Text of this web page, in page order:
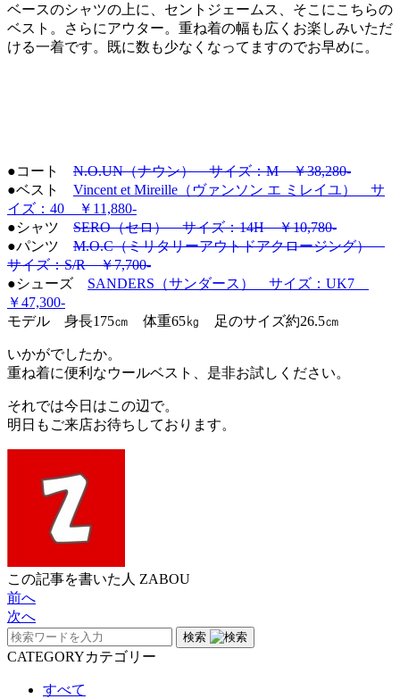
ベースのシャツの上に、セントジェームス、そこにこちらの
ベスト。さらにアウター。重ね着の幅も広くお楽しみいただ
ける一着です。既に数も少なくなってますのでお早めに。
●コート N.O.UN（ナウン） サイズ：M ￥38,280-
●ベスト Vincent et Mireille（ヴァンソン エ ミレイユ） サ
イズ：40 ￥11,880-
●シャツ SERO（セロ） サイズ：14H ￥10,780-
●パンツ M.O.C（ミリタリーアウトドアクロージング）
サイズ：S/R ￥7,700-
●シューズ SANDERS（サンダース） サイズ：UK7
￥47,300-
モデル 身長175㎝ 体重65㎏ 足のサイズ約26.5㎝
いかがでしたか。
重ね着に便利なウールベスト、是非お試しください。
それでは今日はこの辺で。
明日もご来店お待ちしております。
この記事を書いた人 ZABOU
前へ
次へ
検索
CATEGORYカテゴリー
すべて